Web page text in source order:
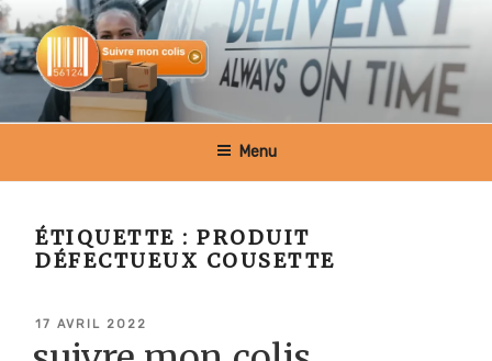
Aller
au
contenu
principal
SUIVRE MON COLIS BELGIQUE
Menu
ÉTIQUETTE :PRODUIT
DÉFECTUEUX COUSETTE
PUBLIÉ
17 AVRIL 2022